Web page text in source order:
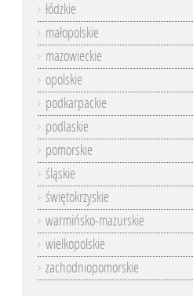
łódzkie
małopolskie
mazowieckie
opolskie
podkarpackie
podlaskie
pomorskie
śląskie
świętokrzyskie
warmińsko-mazurskie
wielkopolskie
zachodniopomorskie